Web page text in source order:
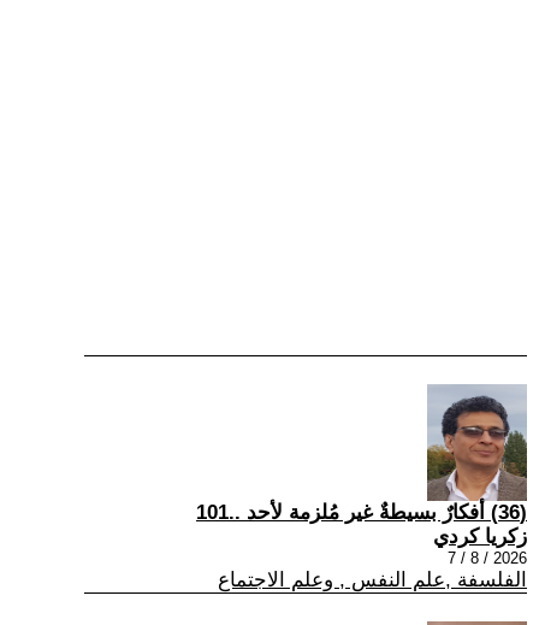
(36) أفكارٌ بسيطةٌ غير مُلزمة لأحد ..101
زكريا كردي
2026 / 8 / 7
الفلسفة ,علم النفس , وعلم الاجتماع